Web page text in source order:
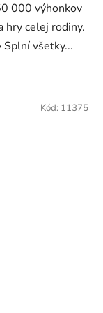
000 výhonkov
hry celej rodiny.
Splní všetky...
Kód: 11375